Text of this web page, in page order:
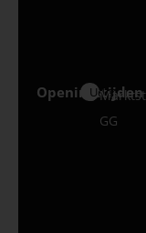
Openingstijden
Uden
GG